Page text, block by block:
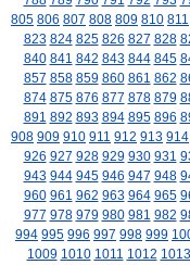
805 806 807 808 809 810 811
823 824 825 826 827 828
840 841 842 843 844 845
857 858 859 860 861 862
874 875 876 877 878 879
891 892 893 894 895 896
908 909 910 911 912 913 914
926 927 928 929 930 931
943 944 945 946 947 948
960 961 962 963 964 965
977 978 979 980 981 982
994 995 996 997 998 999
1009 1010 1011 1012 1013